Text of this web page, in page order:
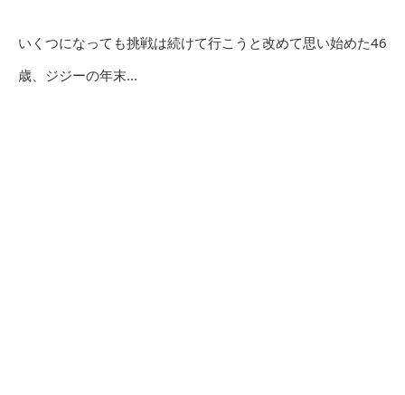
いくつになっても挑戦は続けて行こうと改めて思い始めた46
歳、ジジーの年末…